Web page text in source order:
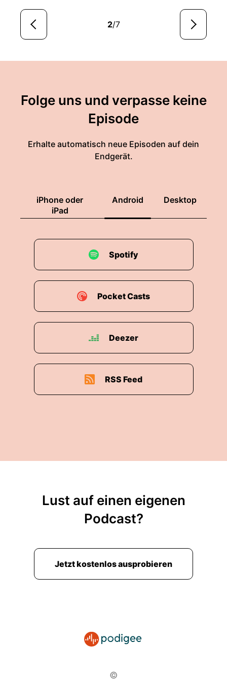
2/7
Folge uns und verpasse keine
Episode
Erhalte automatisch neue Episoden auf dein
Endgerät.
iPhone oder
iPad
Android Desktop
Spotify
Pocket Casts
Deezer
RSS Feed
Lust auf einen eigenen
Podcast?
Jetzt kostenlos ausprobieren
©